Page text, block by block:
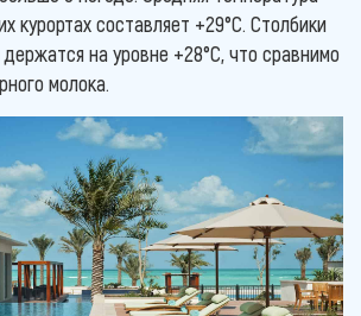
курортах составляет +29°С. Столбики
на уровне +28°С, что сравнимо
молока.